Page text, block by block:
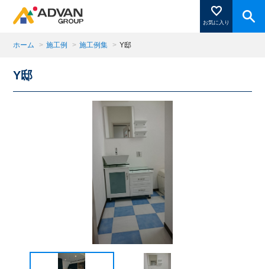
お気に入り
商品ページにある「お気に入り登録」を押すと登録した
商品がここに表示されます。
ホーム > 施工例 > 施工例集 > Y邸
Y邸